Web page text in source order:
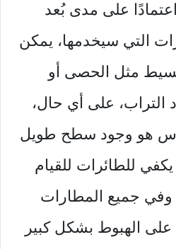
على مدى بُعد
التي سيخدمها، يمكن
مثل الحصى أو
على أي حال،
هو وجود سطح طويل
للطائرات للقيام
وفي جميع المطارات
على الهبوط بشكل كبير